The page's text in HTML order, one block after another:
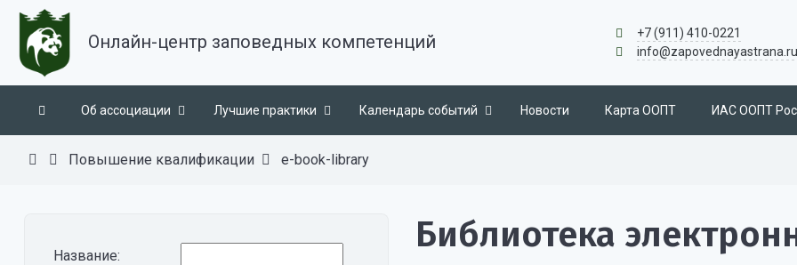
Онлайн-центр заповедных компетенций
+7 (911) 410-0221
info@zapovednayastrana.ru
Об ассоциации Лучшие практики Календарь событий Новости Карта ООПТ ИАС ООПТ
Повышение квалификации e-book-library
Название: Библиотека